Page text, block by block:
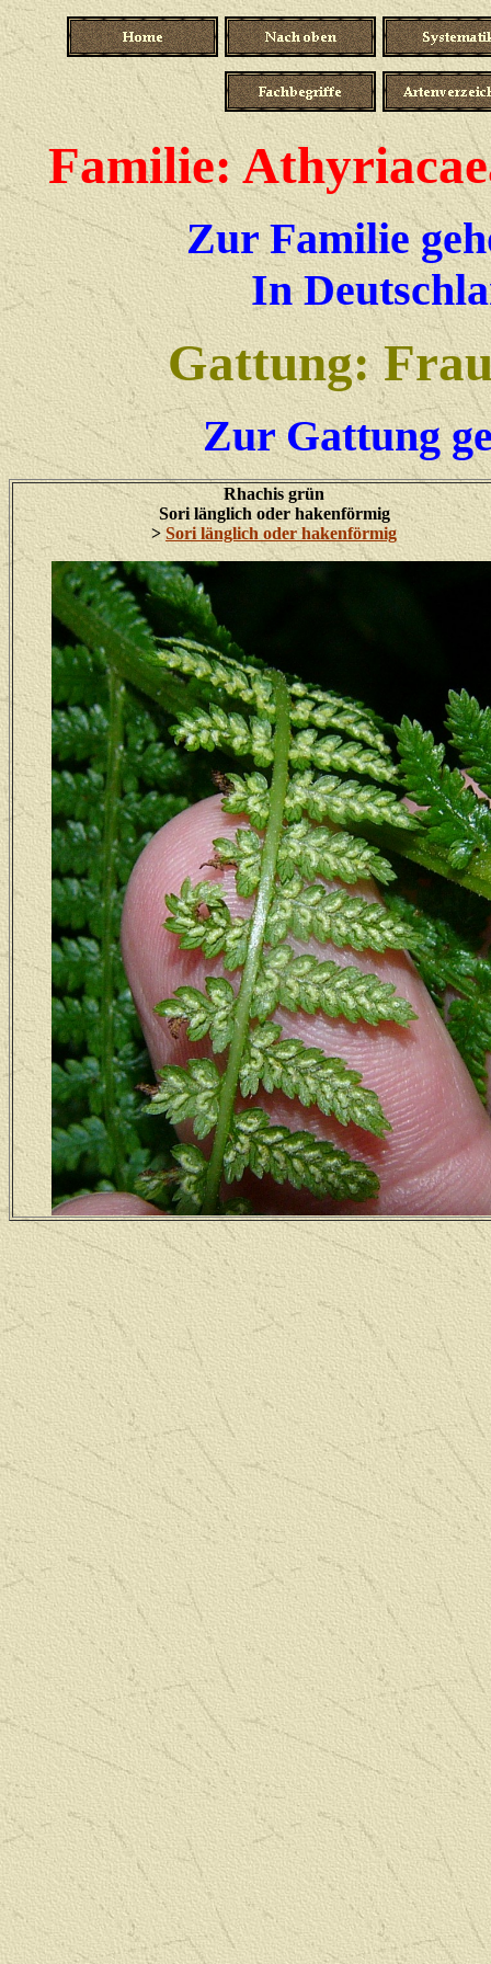
Familie:
Zur Familie
In
Gattung:
Zur Gattung
Rhachis grün
Sori länglich oder hakenförmig
> Sori länglich oder hakenförmig